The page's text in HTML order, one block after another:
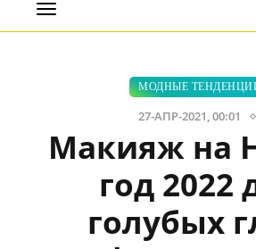
Открыть
меню
МОДНЫЕ
27-АПР-2021, 00:01
Макияж на
год 2022
голубых